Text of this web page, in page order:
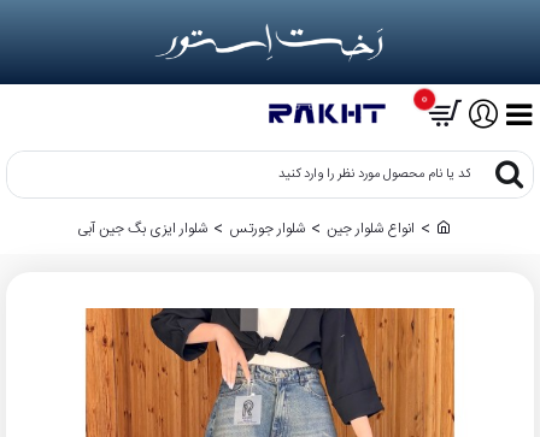
0
کد
e
انواع شلوار جین شلوار جورتس شلوار ایزی بگ جین آبی